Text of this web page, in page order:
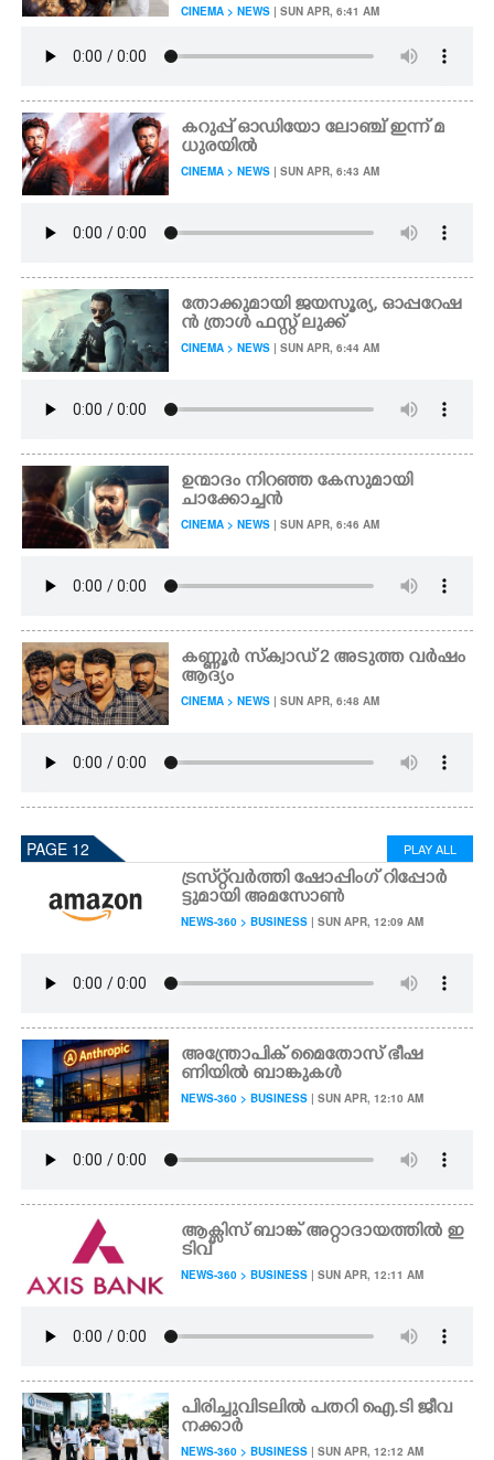
CINEMA > NEWS | SUN APR, 6:41 AM
കറുപ്പ് ഓഡിയോ ലോഞ്ച് ഇന്ന് മ
ധുരയിൽ
CINEMA > NEWS | SUN APR, 6:43 AM
തോക്കുമായി ജയസൂര്യ, ഓപ്പറേഷ
ൻ ത്രാൾ ഫസ്റ്റ് ലുക്ക്
CINEMA > NEWS | SUN APR, 6:44 AM
ഉന്മാദം നിറഞ്ഞ കേസുമായി
ചാക്കോച്ചൻ
CINEMA > NEWS | SUN APR, 6:46 AM
കണ്ണൂർ സ്ക്വാഡ് 2 അടുത്ത വർഷം
ആദ്യം
CINEMA > NEWS | SUN APR, 6:48 AM
PAGE 12 PLAY ALL
ട്രസ്‌റ്റ്‌വർത്തി ഷോപ്പിംഗ് റിപ്പോർ
ട്ടുമായി അമസോൺ
NEWS-360 > BUSINESS | SUN APR, 12:09 AM
അന്ത്രോപിക് മൈതോസ് ഭീഷ
ണിയിൽ ബാങ്കുകൾ
NEWS-360 > BUSINESS | SUN APR, 12:10 AM
ആക്സിസ് ബാങ്ക് അറ്റാദായത്തിൽ ഇ
ടിവ്
NEWS-360 > BUSINESS | SUN APR, 12:11 AM
പിരിച്ചുവിടലിൽ പതറി ഐ.ടി ജീവ
നക്കാർ
NEWS-360 > BUSINESS | SUN APR, 12:12 AM